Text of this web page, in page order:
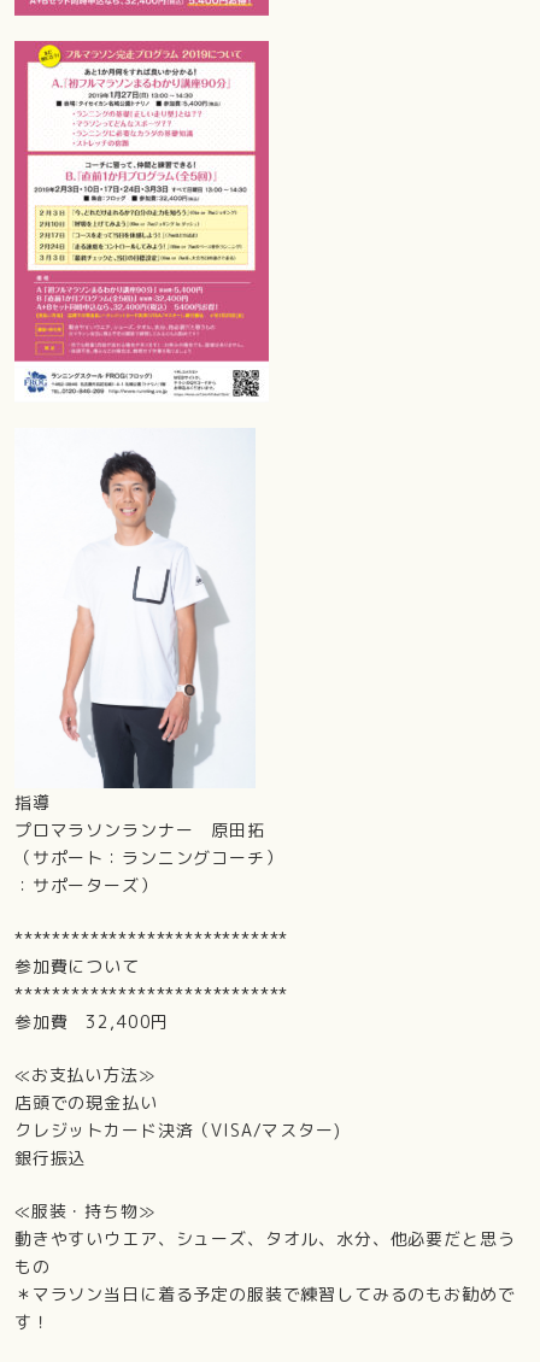
指導
プロマラソンランナー 原田拓
（サポート：ランニングコーチ）
：サポーターズ）
*****************************
参加費について
*****************************
参加費 32,400円
≪お支払い方法≫
店頭での現金払い
クレジットカード決済（VISA/マスター)
銀行振込
≪服装・持ち物≫
動きやすいウエア、シューズ、タオル、水分、他必要だと思う
もの
＊マラソン当日に着る予定の服装で練習してみるのもお勧めで
す！